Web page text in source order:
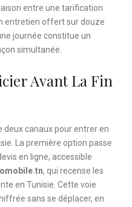
entre une tarification
entretien offert sur douze
journée constitue un
simultanée.
Avant La Fin
deux canaux pour entrer en
La première option passe
en ligne, accessible
, qui recense les
en Tunisie. Cette voie
sans se déplacer, en